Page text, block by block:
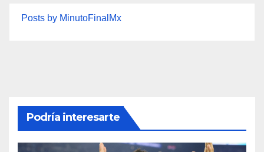
Posts by MinutoFinalMx
Podría interesarte